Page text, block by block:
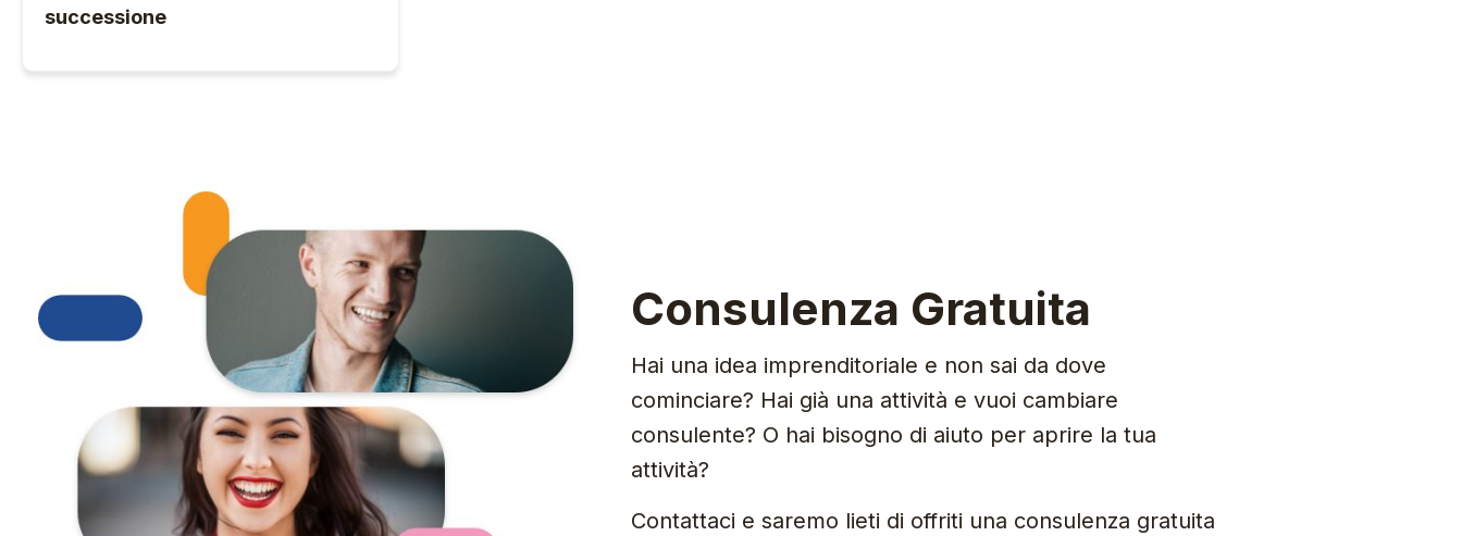
successione
Consulenza Gratuita
Hai una idea imprenditoriale e non sai da dove
cominciare? Hai già una attività e vuoi cambiare
consulente? O hai bisogno di aiuto per aprire la tua
attività?
Contattaci e saremo lieti di offriti una consulenza gratuita